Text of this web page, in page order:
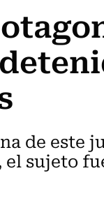
de este
sujeto